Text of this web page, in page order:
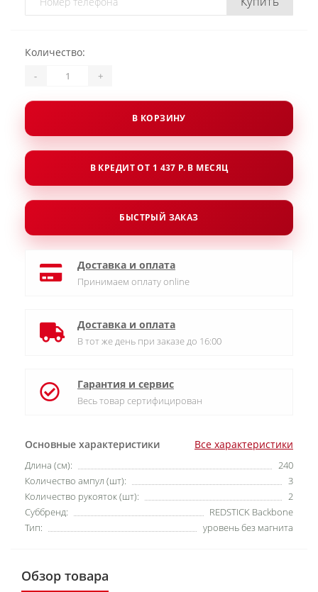
Основные характеристики Все характеристики
Длина (см):
240
Количество ампул (шт):
3
Количество рукояток (шт):
2
Суббренд:
REDSTICK Backbone
Тип:
уровень без магнита
Количество:
- +
В КОРЗИНУ
В КРЕДИТ ОТ 1 437 Р. В МЕСЯЦ
БЫСТРЫЙ ЗАКАЗ
Доставка и оплата
Принимаем оплату online
Доставка и оплата
В тот же день при заказе до 16:00
Гарантия и сервис
Весь товар сертифицирован
Обзор товара